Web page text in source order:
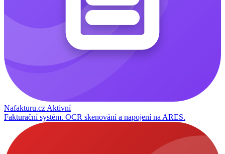
Nafakturu.cz Aktivní
Fakturační systém. OCR skenování a napojení na ARES.